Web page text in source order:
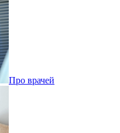
Про врачей